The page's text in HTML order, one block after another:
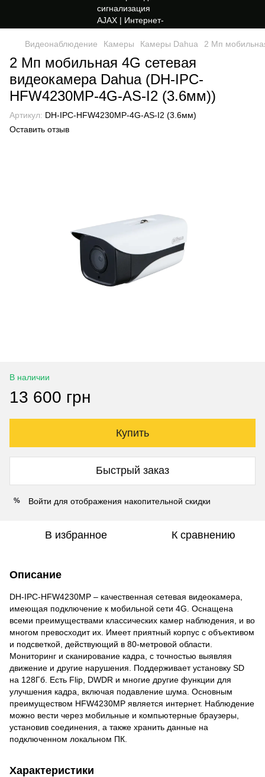
Видеонаблюдение Камеры Камеры Dahua 2 Мп
2 Мп мобильная 4G сетевая
видеокамера Dahua (DH-IPC-
HFW4230MP-4G-AS-I2 (3.6мм))
Артикул: DH-IPC-HFW4230MP-4G-AS-I2 (3.6мм)
Оставить отзыв
В наличии
13 600 грн
Купить
Быстрый заказ
% Войти для отображения накопительной скидки
В избранное К сравнению
Описание
DH-IPC-HFW4230MP – качественная сетевая видеокамера,
имеющая подключение к мобильной сети 4G. Оснащена
всеми преимуществами классических камер наблюдения, и во
многом превосходит их. Имеет приятный корпус с объективом
и подсветкой, действующий в 80-метровой области.
Мониторинг и сканирование кадра, с точностью выявляя
движение и другие нарушения. Поддерживает установку SD
на 128Гб. Есть Flip, DWDR и многие другие функции для
улучшения кадра, включая подавление шума. Основным
преимуществом HFW4230MP является интернет. Наблюдение
можно вести через мобильные и компьютерные браузеры,
установив соединения, а также хранить данные на
подключенном локальном ПК.
Характеристики